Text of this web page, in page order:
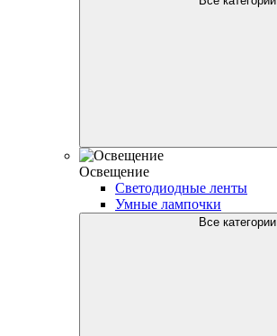
Освещение
Светодиодные ленты
Умные лампочки
Все категории